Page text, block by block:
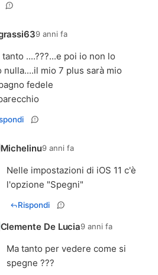
9 anni fa
tanto ....???...e poi io non lo
nulla....il mio 7 plus sarà mio
fedele
Michelinu9 anni fa
Nelle impostazioni di iOS 11 c'è
l'opzione "Spegni"
Rispondi
Clemente De Lucia9 anni fa
Ma tanto per vedere come si
spegne ???